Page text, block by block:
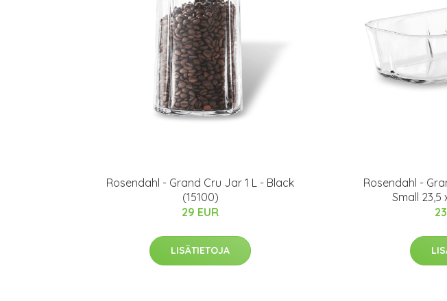
Rosendahl - Grand Cru Jar 1 L - Black
(15100)
29 EUR
LISÄTIETOJA
Rosendahl -
Small 23,5